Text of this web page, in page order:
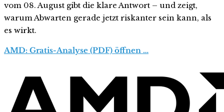
vom 08. August gibt die klare Antwort – und zeigt,
warum Abwarten gerade jetzt riskanter sein kann, als
es wirkt.
AMD: Gratis-Analyse (PDF) öffnen …